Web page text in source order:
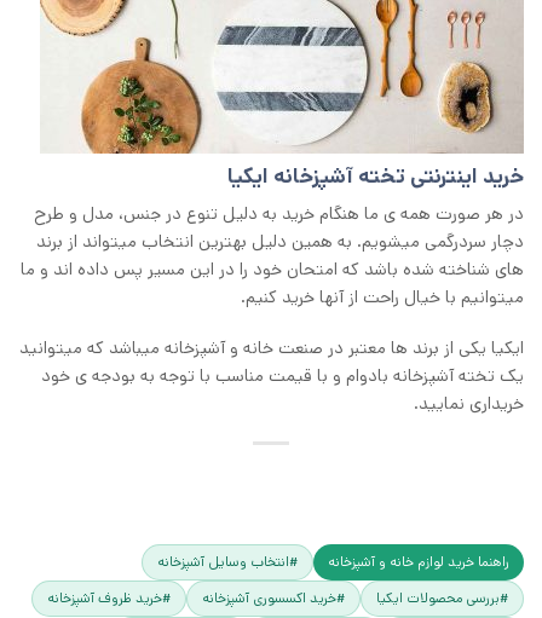
خرید اینترنتی تخته آشپزخانه ایکیا
در هر صورت همه ی ما هنگام خرید به دلیل تنوع در جنس، مدل و طرح
دچار سردرگمی میشویم. به همین دلیل بهترین انتخاب میتواند از برند
های شناخته شده باشد که امتحان خود را در این مسیر پس داده اند و ما
میتوانیم با خیال راحت از آنها خرید کنیم.
ایکیا یکی از برند ها معتبر در صنعت خانه و آشپزخانه میباشد که میتوانید
یک تخته آشپزخانه بادوام و با قیمت مناسب با توجه به بودجه ی خود
خریداری نمایید.
راهنما خرید لوازم خانه و آشپزخانه
#انتخاب وسایل آشپزخانه
#بررسی محصولات ایکیا
#خرید اکسسوری آشپزخانه
#خرید ظروف آشپزخانه